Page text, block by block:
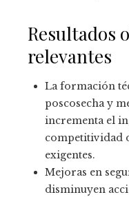
Resultados
relevantes
La formación
poscosecha y
incrementa el
competitividad
exigentes.
Mejoras en
disminuyen